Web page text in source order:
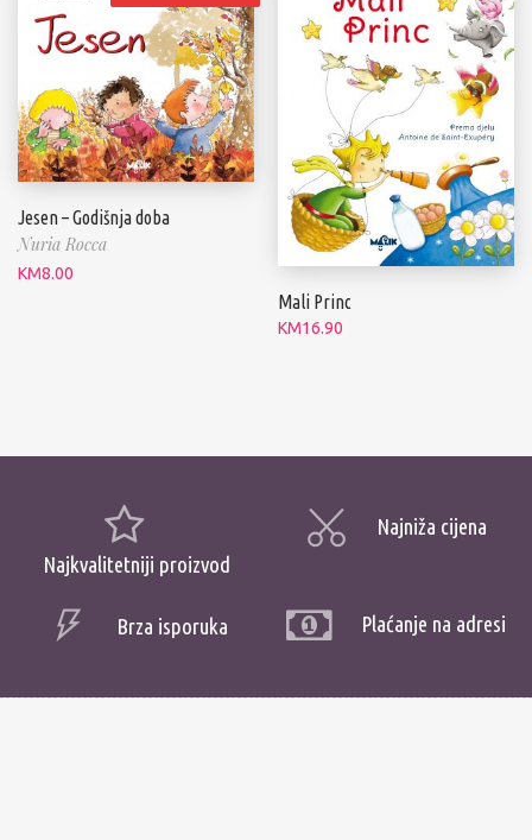
Jesen – Godišnja doba
Nuria Rocca
KM8.00
Mali Princ
KM16.90
Najkvalitetniji proizvod
Najniža cijena
Brza isporuka Plaćanje na adresi